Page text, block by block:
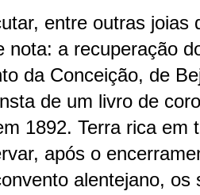
entre outras joias
nota: a recuperação
da Conceição, de
de um livro de
1892. Terra rica em
após o
alentejano, os